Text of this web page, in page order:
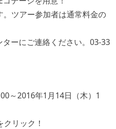
ツアー参加者は通常料金の
ーにご連絡ください。03-33
～2016年1月14日（木）1
クリック！